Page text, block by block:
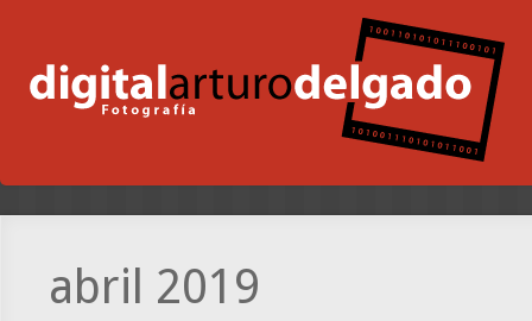
abril 2019